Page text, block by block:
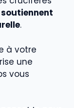
soutiennent
.
à votre
une
vous